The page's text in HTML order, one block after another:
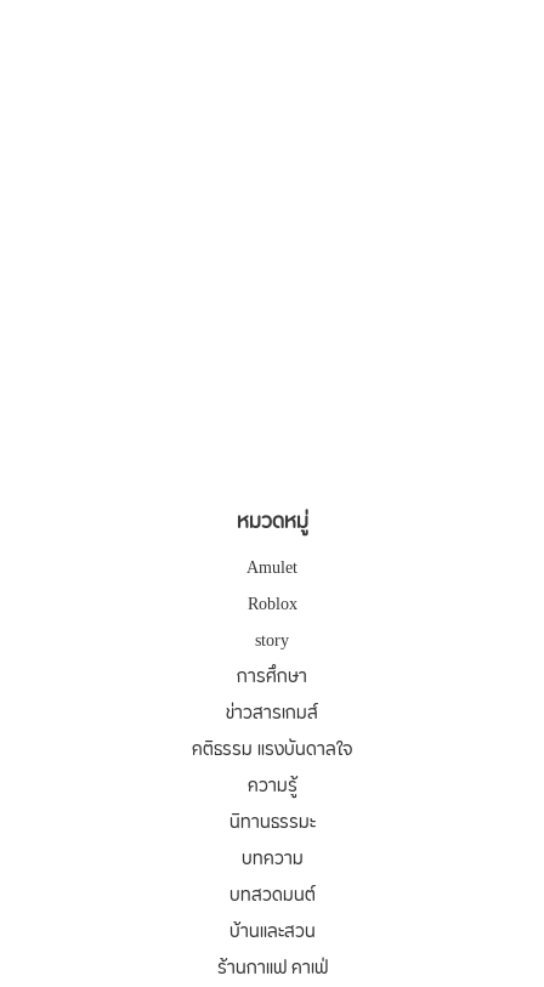
หมวดหมู่
Amulet
Roblox
story
การศึกษา
ข่าวสารเกมส์
คติธรรม แรงบันดาลใจ
ความรู้
นิทานธรรมะ
บทความ
บทสวดมนต์
บ้านและสวน
ร้านกาแฟ คาเฟ่